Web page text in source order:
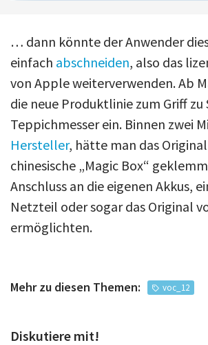
… dann könnte der Anwender
einfach abschneiden, also das
von Apple weiterverwenden. Ab
die neue Produktlinie zum Griff zu
Teppichmesser ein. Binnen zwei
Hersteller, hätte man das
chinesische „Magic Box“
Anschluss an die eigenen Akkus,
Netzteil oder sogar das Original
ermöglichten.
Mehr zu diesen Themen: voc_12
Diskutiere mit!